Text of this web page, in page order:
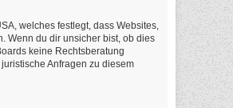
welches festlegt, dass Websites,
Wenn du dir unsicher bist, ob dies
keine Rechtsberatung
Anfragen zu diesem